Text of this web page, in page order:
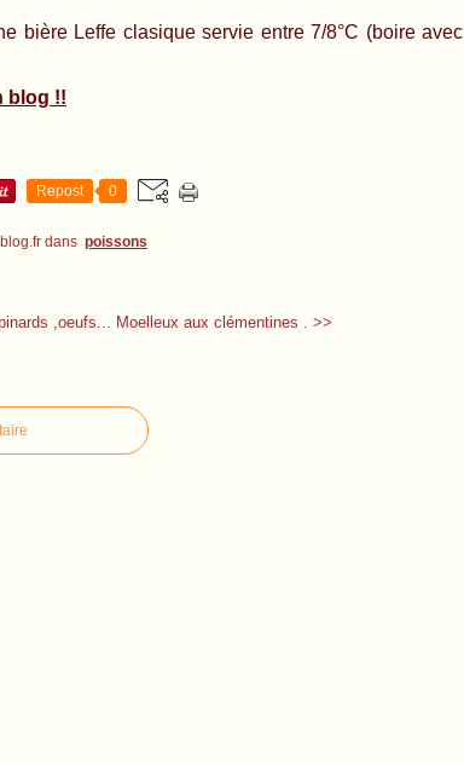
bière Leffe clasique servie entre 7/8°C (boire avec
blog !!
Repost 0
dans poissons
,oeufs... Moelleux aux clémentines . >>